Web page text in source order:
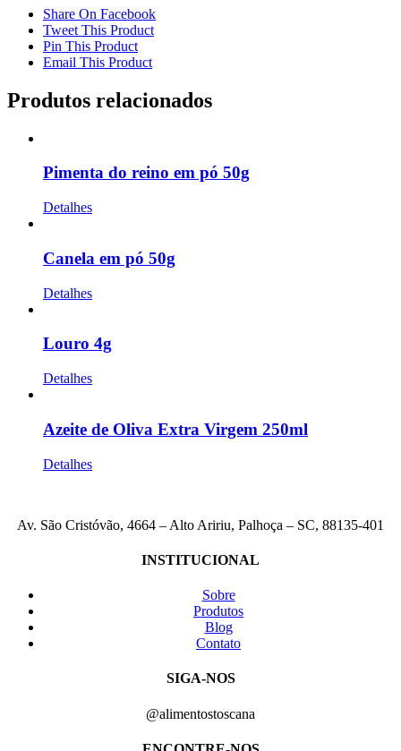
Share On Facebook
Tweet This Product
Pin This Product
Email This Product
Produtos relacionados
Pimenta do reino em pó 50g
Detalhes
Canela em pó 50g
Detalhes
Louro 4g
Detalhes
Azeite de Oliva Extra Virgem 250ml
Detalhes
Av. São Cristóvão, 4664 – Alto Aririu, Palhoça – SC, 88135-401
INSTITUCIONAL
Sobre
Produtos
Blog
Contato
SIGA-NOS
@alimentostoscana